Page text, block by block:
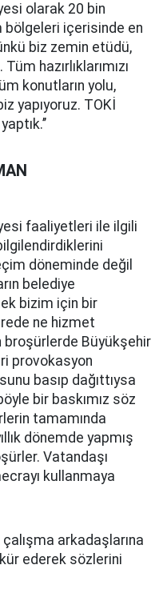
olarak 20 bin
bölgeleri içerisinde en
biz zemin etüdü,
hazırlıklarımızı
konutların yolu,
yapıyoruz. TOKİ
faaliyetleri ile ilgili
döneminde değil
belediye
bizim için bir
ne hizmet
broşürlerde Büyükşehir
provokasyon
basıp dağıttıysa
bir baskımız söz
tamamında
dönemde yapmış
Vatandaşı
kullanmaya
arkadaşlarına
ederek sözlerini